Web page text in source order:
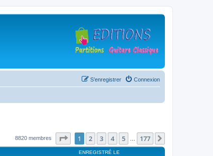
Connexion
S’enregistrer
8820 membres Page sur177
1 2 3 4 5 177
ENREGISTRÉ LE